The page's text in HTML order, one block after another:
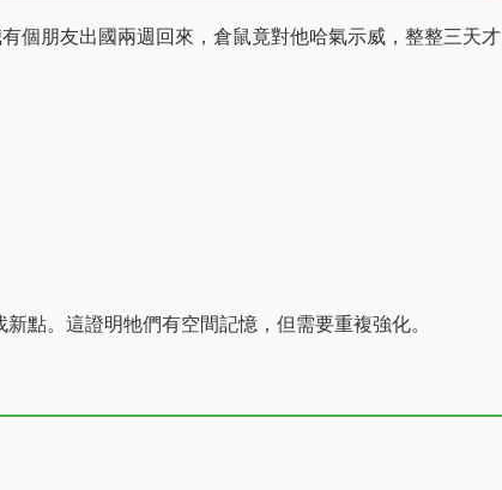
個朋友出國兩週回來，倉鼠竟對他哈氣示威，整整三天才
點。這證明牠們有空間記憶，但需要重複強化。